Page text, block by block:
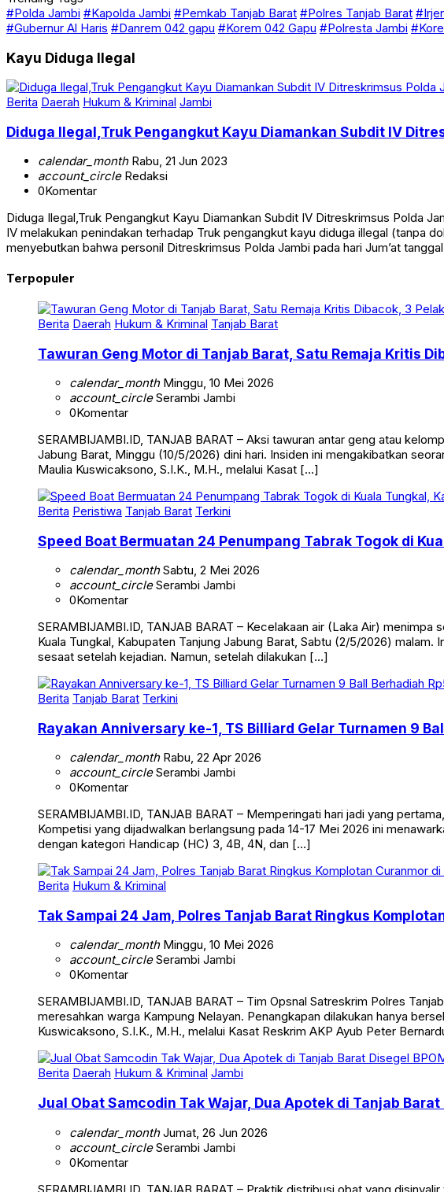
#Polda Jambi #Kapolda Jambi #Pemkab Tanjab Barat #Polres Tanjab Barat
#Gubernur Al Haris #Danrem 042 gapu #Korem 042 Gapu #Polresta Jambi
Kayu Diduga Ilegal
Berita Daerah Hukum & Kriminal Jambi
Diduga Ilegal,Truk Pengangkut Kayu Diamankan Subdit IV
calendar_monthRabu, 21 Jun 2023
account_circleRedaksi
0Komentar
Diduga Ilegal,Truk Pengangkut Kayu Diamankan Subdit IV Ditreskrimsus Polda
IV melakukan penindakan terhadap Truk pengangkut kayu diduga illegal (tanpa
menyebutkan bahwa personil Ditreskrimsus Polda Jambi pada hari Jum’at
Terpopuler
Berita Daerah Hukum & Kriminal Tanjab Barat
Tawuran Geng Motor di Tanjab Barat, Satu Remaja Kritis
calendar_monthMinggu, 10 Mei 2026
account_circleSerambi Jambi
0Komentar
SERAMBIJAMBI.ID, TANJAB BARAT – Aksi tawuran antar geng atau
Jabung Barat, Minggu (10/5/2026) dini hari. Insiden ini mengakibatkan
Maulia Kuswicaksono, S.I.K., M.H., melalui Kasat […]
Berita Peristiwa Tanjab Barat Terkini
Speed Boat Bermuatan 24 Penumpang Tabrak Togok di
calendar_monthSabtu, 2 Mei 2026
account_circleSerambi Jambi
0Komentar
SERAMBIJAMBI.ID, TANJAB BARAT – Kecelakaan air (Laka Air)
Kuala Tungkal, Kabupaten Tanjung Jabung Barat, Sabtu (2/5/2026)
sesaat setelah kejadian. Namun, setelah dilakukan […]
Berita Tanjab Barat Terkini
Rayakan Anniversary ke-1, TS Billiard Gelar Turnamen 9
calendar_monthRabu, 22 Apr 2026
account_circleSerambi Jambi
0Komentar
SERAMBIJAMBI.ID, TANJAB BARAT – Memperingati hari jadi yang
Kompetisi yang dijadwalkan berlangsung pada 14-17 Mei 2026 ini
dengan kategori Handicap (HC) 3, 4B, 4N, dan […]
Berita Hukum & Kriminal
Tak Sampai 24 Jam, Polres Tanjab Barat Ringkus
calendar_monthMinggu, 10 Mei 2026
account_circleSerambi Jambi
0Komentar
SERAMBIJAMBI.ID, TANJAB BARAT – Tim Opsnal Satreskrim Polres
meresahkan warga Kampung Nelayan. Penangkapan dilakukan hanya
Kuswicaksono, S.I.K., M.H., melalui Kasat Reskrim AKP Ayub Peter
Berita Daerah Hukum & Kriminal Jambi
Jual Obat Samcodin Tak Wajar, Dua Apotek di Tanjab Barat
calendar_monthJumat, 26 Jun 2026
account_circleSerambi Jambi
0Komentar
SERAMBIJAMBI.ID, TANJAB BARAT – Praktik distribusi obat yang